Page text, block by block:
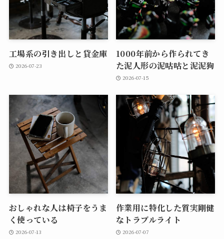
工場系の引き出しと貸金庫
2026-07-23
1000年前から作られてき
た泥人形の泥咕咕と泥泥狗
2026-07-15
おしゃれな人は椅子をうま
く使っている
2026-07-13
作業用に特化した質実剛健
なトラブルライト
2026-07-07